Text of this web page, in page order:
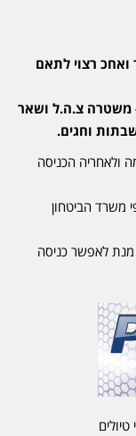
רצוי לתאם
- משטרה צ.ה.ל ושאר
וחגים.
ולאחריה הכניסה
משרד הביטחון
מנת לאפשר כניסה